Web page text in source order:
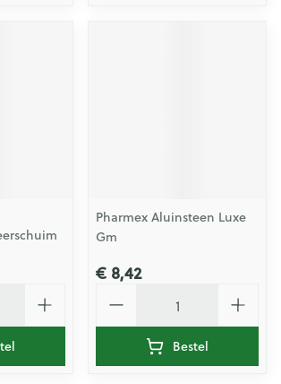
Pharmex Aluinsteen Luxe
Gm
€ 8,42
Bestel